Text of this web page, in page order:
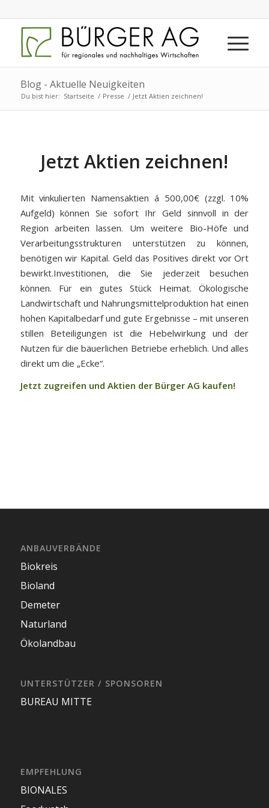
Blog - Aktuelle Neuigkeiten
Du bist hier: Startseite / Presse / Jetzt Aktien zeichnen!
Jetzt Aktien zeichnen!
Mit vinkulierten Namensaktien á 500,00€ (zzgl. 10%
Aufgeld) können Sie sofort Ihr Geld sinnvoll in der
Region arbeiten lassen. Um weitere Bio-Höfe und
Verarbeitungsstrukturen unterstützen zu können,
benötigen wir Kapital. Geld das Positives direkt vor Ort
bewirkt.Investitionen, die Sie jederzeit besuchen
können. Für ein gutes Stück Heimat. Ökologische
Landwirtschaft und Nahrungsmittelproduktion hat einen
hohen Kapitalbedarf und gute Ergebnisse – mit unseren
stillen Beteiligungen ist die Hebelwirkung und der
Nutzen für die bäuerlichen Betriebe erheblich. Und alles
direkt um die „Ecke“.
Jetzt zugreifen und Aktien der Bürger AG kaufen!
ANBAUVERBÄNDE
Biokreis
Bioland
Demeter
Naturland
Ökolandbau
UNTERSTÜTZER / SPONSOREN
BUREAU MITTE
EMPFEHLUNG
BIONALES